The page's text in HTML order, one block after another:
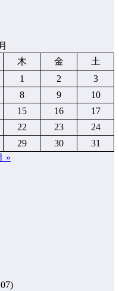
木 金
土
1
2
3
8 9
10
15 16
17
22 23
24
29 30
31
»